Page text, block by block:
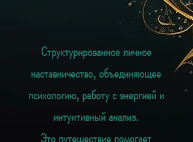
Структурированное личное
наставничество, объединяющее
психологию, работу с энергией и
интуитивный анализ.
Это путешествие помогает